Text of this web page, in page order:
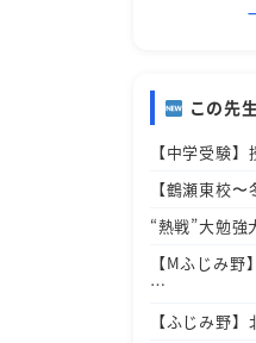
この先
【中学受験
【鶴瀬東校
“熱戦”大勉強
【Mふじみ
…
【ふじみ野